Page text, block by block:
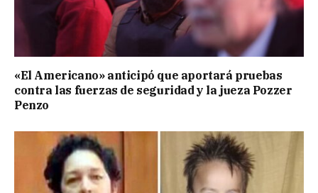
«El Americano» anticipó que aportará pruebas
contra las fuerzas de seguridad y la jueza Pozzer
Penzo